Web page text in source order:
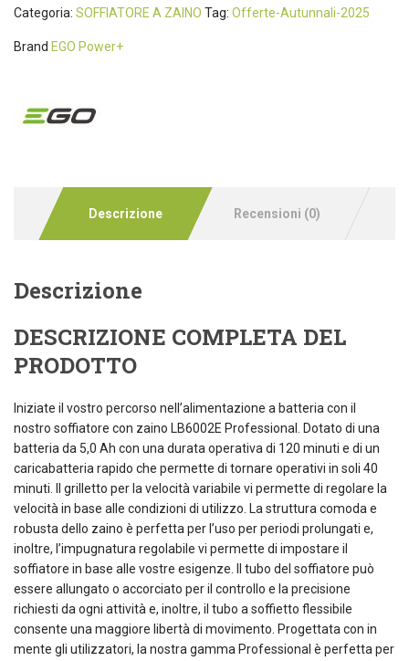
Categoria: SOFFIATORE A ZAINO Tag: Offerte-Autunnali-2025
Brand EGO Power+
Descrizione Recensioni (0)
Descrizione
DESCRIZIONE COMPLETA DEL
PRODOTTO
Iniziate il vostro percorso nell’alimentazione a batteria con il
nostro soffiatore con zaino LB6002E Professional. Dotato di una
batteria da 5,0 Ah con una durata operativa di 120 minuti e di un
caricabatteria rapido che permette di tornare operativi in soli 40
minuti. Il grilletto per la velocità variabile vi permette di regolare la
velocità in base alle condizioni di utilizzo. La struttura comoda e
robusta dello zaino è perfetta per l’uso per periodi prolungati e,
inoltre, l’impugnatura regolabile vi permette di impostare il
soffiatore in base alle vostre esigenze. Il tubo del soffiatore può
essere allungato o accorciato per il controllo e la precisione
richiesti da ogni attività e, inoltre, il tubo a soffietto flessibile
consente una maggiore libertà di movimento. Progettata con in
mente gli utilizzatori, la nostra gamma Professional è perfetta per